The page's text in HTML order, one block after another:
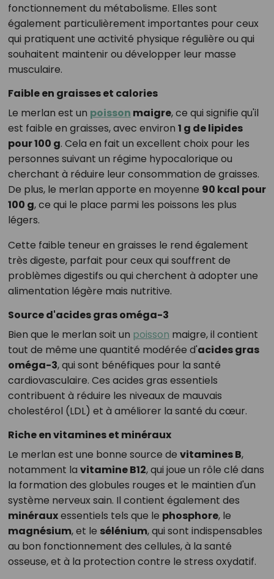
fonctionnement du métabolisme. Elles sont
également particulièrement importantes pour ceux
qui pratiquent une activité physique régulière ou qui
souhaitent maintenir ou développer leur masse
musculaire.
Faible en graisses et calories
Le merlan est un poisson maigre, ce qui signifie qu'il
est faible en graisses, avec environ 1 g de lipides
pour 100 g. Cela en fait un excellent choix pour les
personnes suivant un régime hypocalorique ou
cherchant à réduire leur consommation de graisses.
De plus, le merlan apporte en moyenne 90 kcal pour
100 g, ce qui le place parmi les poissons les plus
légers.
Cette faible teneur en graisses le rend également
très digeste, parfait pour ceux qui souffrent de
problèmes digestifs ou qui cherchent à adopter une
alimentation légère mais nutritive.
Source d'acides gras oméga-3
Bien que le merlan soit un poisson maigre, il contient
tout de même une quantité modérée d'acides gras
oméga-3, qui sont bénéfiques pour la santé
cardiovasculaire. Ces acides gras essentiels
contribuent à réduire les niveaux de mauvais
cholestérol (LDL) et à améliorer la santé du cœur.
Riche en vitamines et minéraux
Le merlan est une bonne source de vitamines B,
notamment la vitamine B12, qui joue un rôle clé dans
la formation des globules rouges et le maintien d'un
système nerveux sain. Il contient également des
minérauxessentiels tels que le phosphore, le
magnésium, et le sélénium, qui sont indispensables
au bon fonctionnement des cellules, à la santé
osseuse, et à la protection contre le stress oxydatif.